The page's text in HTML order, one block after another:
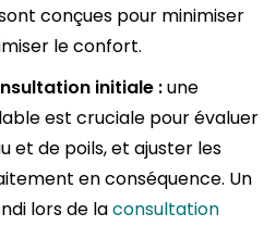
conçues pour minimiser
le confort.
initiale :une
est cruciale pour évaluer
et de poils, et ajuster les
en conséquence. Un
lors de laconsultation